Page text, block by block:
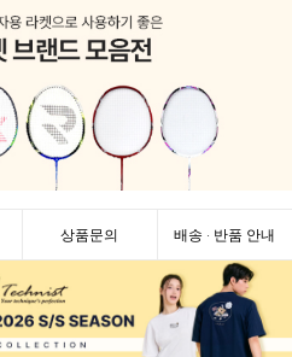
상품문의 배송 · 반품 안내